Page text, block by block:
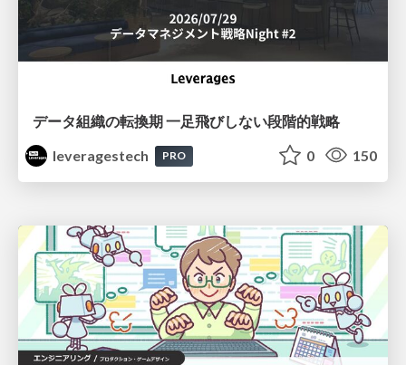
データ組織の転換期 一足飛びしない段階的戦略
leveragestech
PRO 0 150